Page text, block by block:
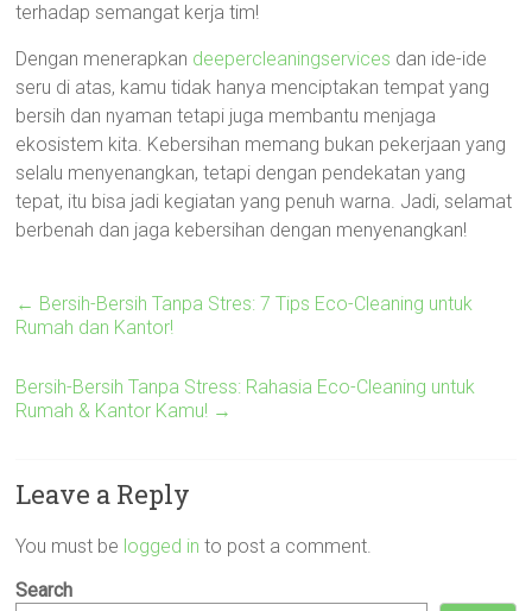
terhadap semangat kerja tim!
Dengan menerapkan deepercleaningservices dan ide-ide
seru di atas, kamu tidak hanya menciptakan tempat yang
bersih dan nyaman tetapi juga membantu menjaga
ekosistem kita. Kebersihan memang bukan pekerjaan yang
selalu menyenangkan, tetapi dengan pendekatan yang
tepat, itu bisa jadi kegiatan yang penuh warna. Jadi, selamat
berbenah dan jaga kebersihan dengan menyenangkan!
← Bersih-Bersih Tanpa Stres: 7 Tips Eco-Cleaning untuk
Rumah dan Kantor!
Bersih-Bersih Tanpa Stress: Rahasia Eco-Cleaning untuk
Rumah & Kantor Kamu! →
Leave a Reply
You must be logged in to post a comment.
Search